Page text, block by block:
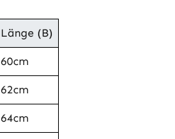
Länge (B)
60cm
62cm
64cm